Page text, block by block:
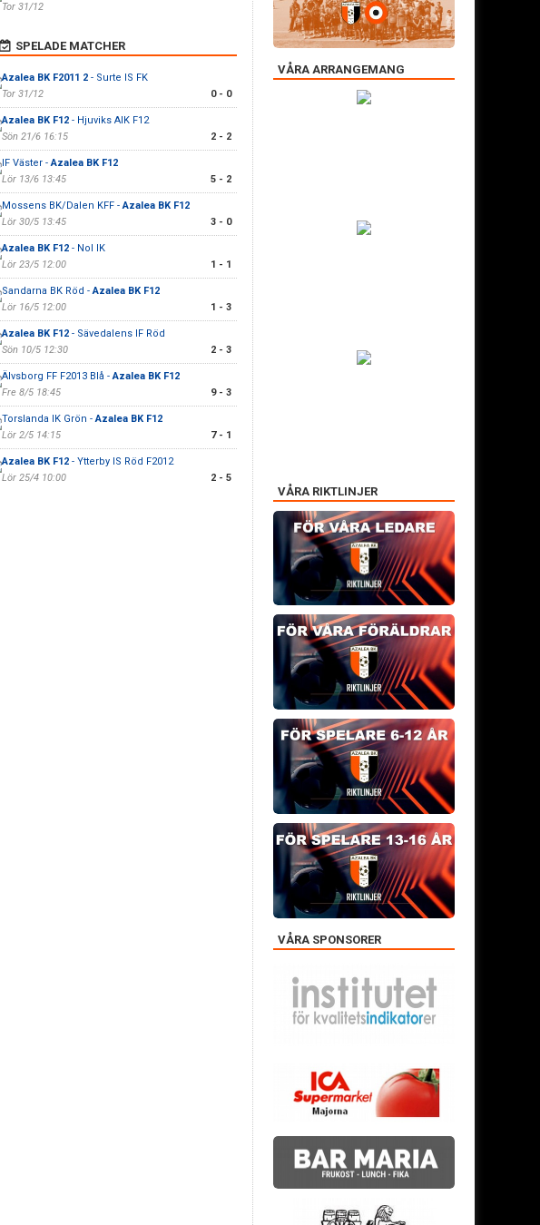
Tor 31/12
SPELADE MATCHER
Azalea BK F2011 2- Surte IS FK
Tor 31/12
0 - 0
Azalea BK F12- Hjuviks AIK F12
Sön 21/6 16:15
2 - 2
IF Väster -Azalea BK F12
Lör 13/6 13:45
5 - 2
Mossens BK/Dalen KFF -Azalea BK F12
Lör 30/5 13:45
3 - 0
Azalea BK F12- Nol IK
Lör 23/5 12:00
1 - 1
Sandarna BK Röd -Azalea BK F12
Lör 16/5 12:00
1 - 3
Azalea BK F12- Sävedalens IF Röd
Sön 10/5 12:30
2 - 3
Älvsborg FF F2013 Blå -Azalea BK F12
Fre 8/5 18:45
9 - 3
Torslanda IK Grön -Azalea BK F12
Lör 2/5 14:15
7 - 1
Azalea BK F12- Ytterby IS Röd F2012
Lör 25/4 10:00
2 - 5
VÅRA ARRANGEMANG
VÅRA RIKTLINJER
VÅRA SPONSORER